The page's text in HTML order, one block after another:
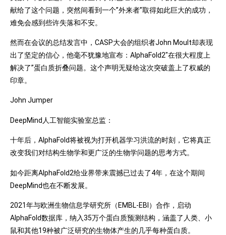
献给了这个问题，突然间看到一个”外来者”取得如此巨大的成功，
难免会感到些许失落和不安。
然而在会议的总结发言中，CASP大会的组织者John Moult却表现
出了坚定的信心，他毫不犹豫地宣布：AlphaFold2″在很大程度上
解决了”蛋白质折叠问题。这个声明无疑给这次突破盖上了权威的
印章。
John Jumper
DeepMind人工智能实验室总监：
十年后，AlphaFold将被视为打开机器学习洪流的时刻，它将真正
改变我们对结构生物学和更广泛的生物学问题的思考方式。
如今距离AlphaFold2给业界带来震撼已过去了4年，在这个期间
DeepMind也在不断发展。
2021年与欧洲生物信息学研究所（EMBL-EBI）合作，启动
AlphaFold数据库，纳入35万个蛋白质预测结构，涵盖了人类、小
鼠和其他19种被广泛研究的生物体产生的几乎每种蛋白质。